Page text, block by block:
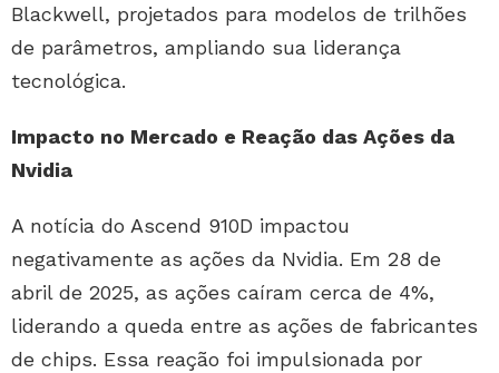
Blackwell, projetados para modelos de trilhões
de parâmetros, ampliando sua liderança
tecnológica.
Impacto no Mercado e Reação das Ações da
Nvidia
A notícia do Ascend 910D impactou
negativamente as ações da Nvidia. Em 28 de
abril de 2025, as ações caíram cerca de 4%,
liderando a queda entre as ações de fabricantes
de chips. Essa reação foi impulsionada por